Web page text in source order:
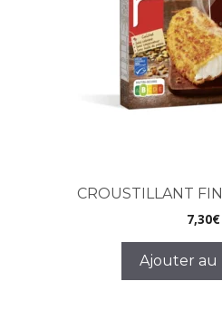
CROUSTILLANT
7,30€
Ajouter au